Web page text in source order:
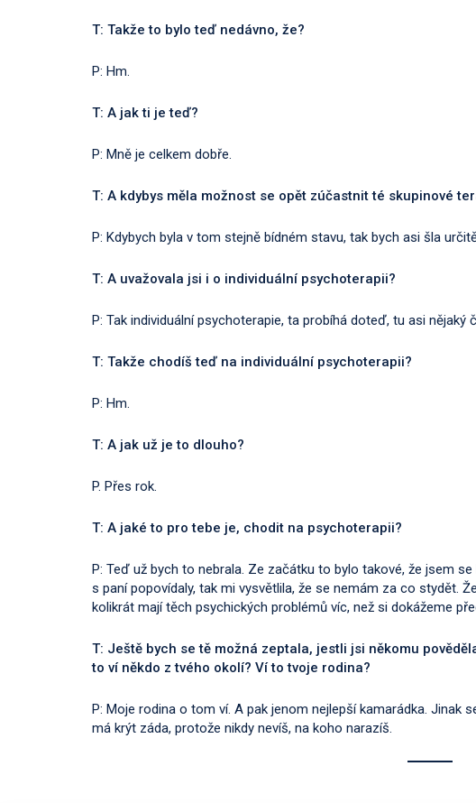
T: Takže to bylo teď nedávno, že?
P: Hm.
T: A jak ti je teď?
P: Mně je celkem dobře.
T: A kdybys měla možnost se opět zúčastnit té skupinové
P: Kdybych byla v tom stejně bídném stavu, tak bych asi šla
T: A uvažovala jsi i o individuální psychoterapii?
P: Tak individuální psychoterapie, ta probíhá doteď, tu asi nějaký
T: Takže chodíš teď na individuální psychoterapii?
P: Hm.
T: A jak už je to dlouho?
P. Přes rok.
T: A jaké to pro tebe je, chodit na psychoterapii?
P: Teď už bych to nebrala. Ze začátku to bylo takové, že jsem
s paní popovídaly, tak mi vysvětlila, že se nemám za co stydět.
kolikrát mají těch psychických problémů víc, než si dokážeme
T: Ještě bych se tě možná zeptala, jestli jsi někomu
to ví někdo z tvého okolí? Ví to tvoje rodina?
P: Moje rodina o tom ví. A pak jenom nejlepší kamarádka. Jinak
má krýt záda, protože nikdy nevíš, na koho narazíš.